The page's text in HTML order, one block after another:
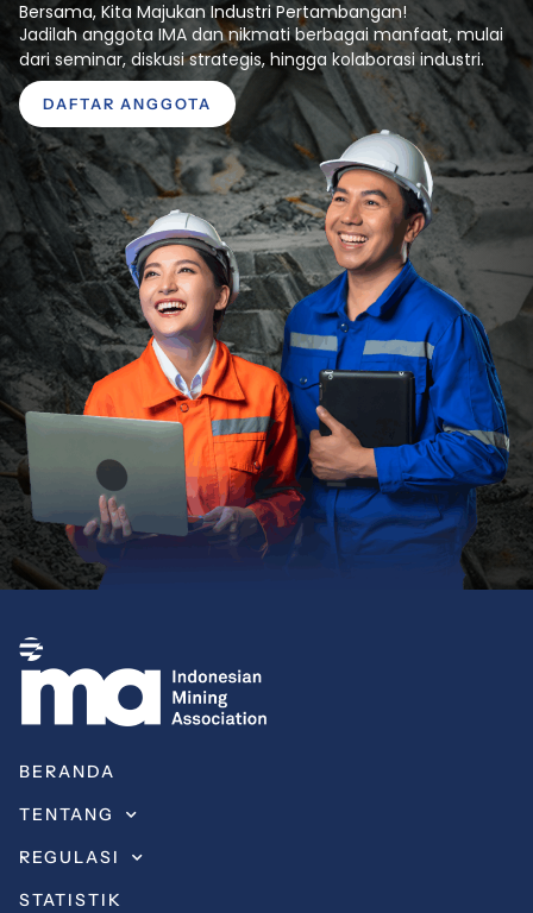
Bersama, Kita Majukan Industri Pertambangan!
Jadilah anggota IMA dan nikmati berbagai manfaat, mulai
dari seminar, diskusi strategis, hingga kolaborasi industri.
DAFTAR ANGGOTA
BERANDA
TENTANG
REGULASI
STATISTIK